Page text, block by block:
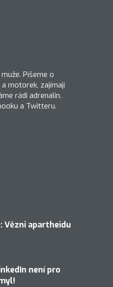
Píšeme o
motorek, zajímají
rádi adrenalin.
a Twitteru.
Vězni apartheidu
není pro